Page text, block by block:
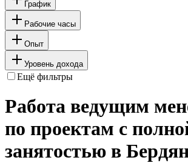
График
Рабочие часы
Опыт
Уровень дохода
Ещё фильтры
Работа ведущим
по проектам с
занятостью в